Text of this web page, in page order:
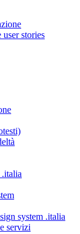
stories
system .italia
servizi